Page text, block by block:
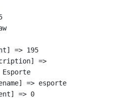
=> 195
=>
Esporte
=> esporte
=> 0